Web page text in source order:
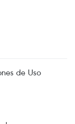
de Uso